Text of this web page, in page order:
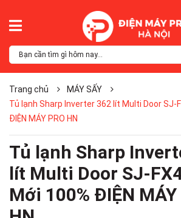
Trang chủ
MÁY SẤY
Tủ lạnh Sharp Inverter 362 lít Multi Door SJ-
ĐIỆN MÁY PRO HN
Tủ lạnh Sharp
lít Multi Door SJ-
Mới 100% ĐIỆN MÁY